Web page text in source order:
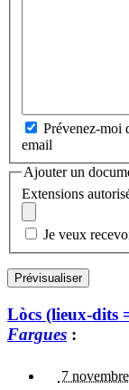
Prévenez-moi
email
Ajouter un
Extensions
Je veux
Lòcs (lieux-dits
Fargues :
7